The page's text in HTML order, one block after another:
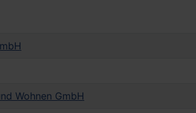
Wohnen GmbH